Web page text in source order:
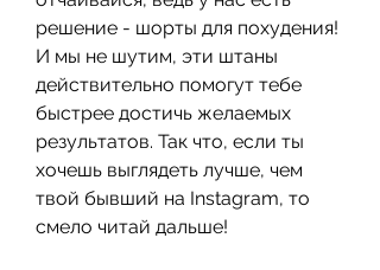
решение - шорты для похудения!
И мы не шутим, эти штаны
действительно помогут тебе
быстрее достичь желаемых
результатов. Так что, если ты
хочешь выглядеть лучше, чем
твой бывший на Instagram, то
смело читай дальше!